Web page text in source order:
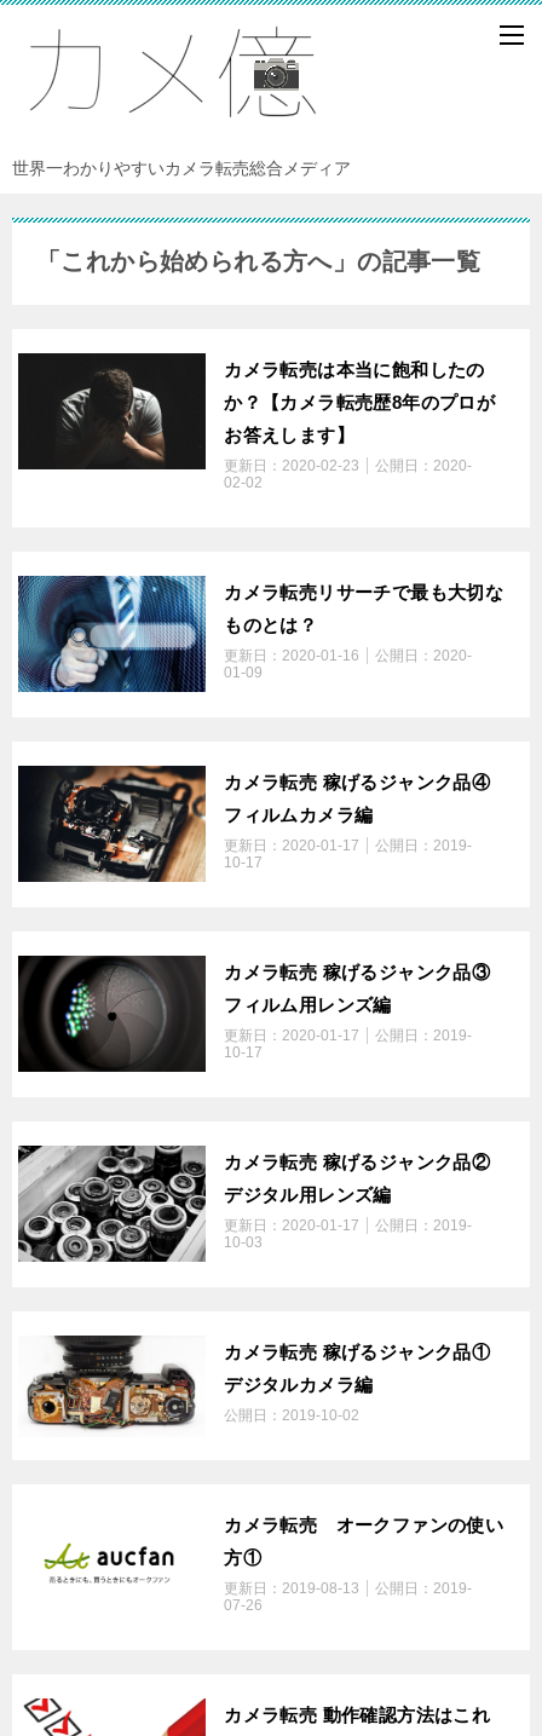
世界一わかりやすいカメラ転売総合メディア
「これから始められる方へ」の記事一覧
カメラ転売は本当に飽和したの
か？【カメラ転売歴8年のプロが
お答えします】
更新日：2020-02-23 公開日：2020-
02-02
カメラ転売リサーチで最も大切な
ものとは？
更新日：2020-01-16 公開日：2020-
01-09
カメラ転売 稼げるジャンク品④
フィルムカメラ編
更新日：2020-01-17 公開日：2019-
10-17
カメラ転売 稼げるジャンク品③
フィルム用レンズ編
更新日：2020-01-17 公開日：2019-
10-17
カメラ転売 稼げるジャンク品②
デジタル用レンズ編
更新日：2020-01-17 公開日：2019-
10-03
カメラ転売 稼げるジャンク品①
デジタルカメラ編
公開日：2019-10-02
カメラ転売 オークファンの使い
方①
更新日：2019-08-13 公開日：2019-
07-26
カメラ転売 動作確認方法はこれ